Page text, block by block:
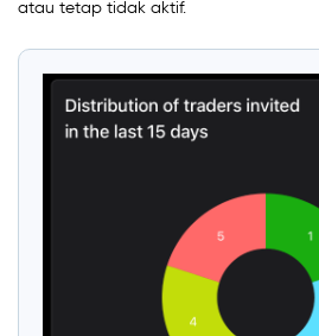
atau tetap tidak aktif.